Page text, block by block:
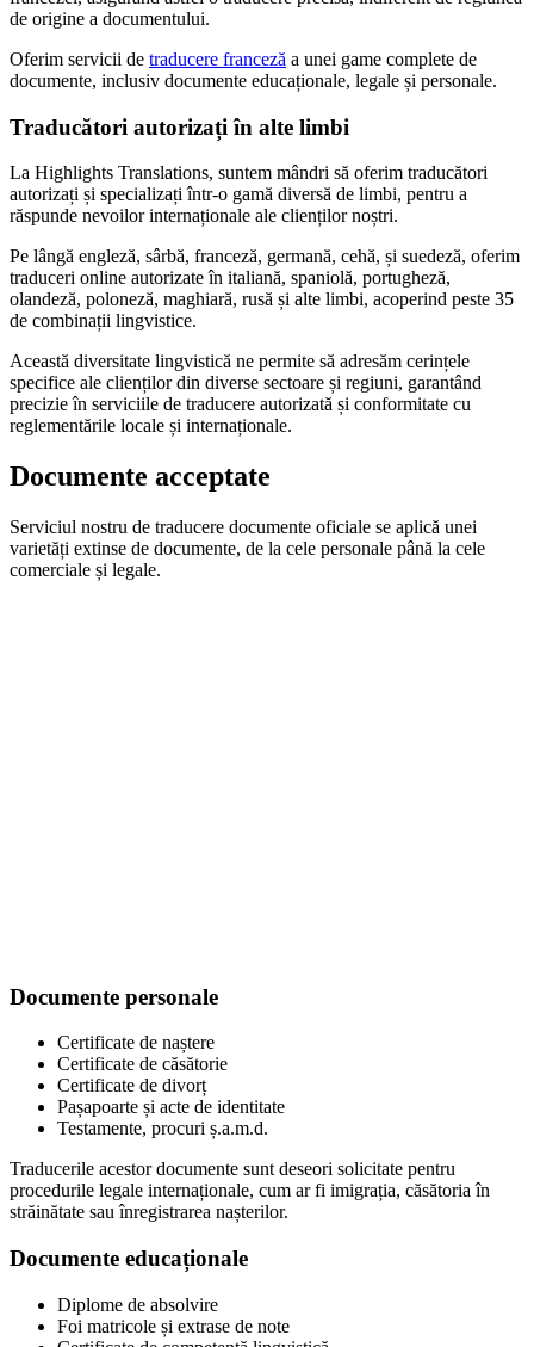
de origine a documentului.
Oferim servicii de traducere franceză a unei game complete de
documente, inclusiv documente educaționale, legale și personale.
Traducători autorizați în alte limbi
La Highlights Translations, suntem mândri să oferim traducători
autorizați și specializați într-o gamă diversă de limbi, pentru a
răspunde nevoilor internaționale ale clienților noștri.
Pe lângă engleză, sârbă, franceză, germană, cehă, și suedeză, oferim
traduceri online autorizate în italiană, spaniolă, portugheză,
olandeză, poloneză, maghiară, rusă și alte limbi, acoperind peste 35
de combinații lingvistice.
Această diversitate lingvistică ne permite să adresăm cerințele
specifice ale clienților din diverse sectoare și regiuni, garantând
precizie în serviciile de traducere autorizată și conformitate cu
reglementările locale și internaționale.
Documente acceptate
Serviciul nostru de traducere documente oficiale se aplică unei
varietăți extinse de documente, de la cele personale până la cele
comerciale și legale.
Documente personale
Certificate de naștere
Certificate de căsătorie
Certificate de divorț
Pașapoarte și acte de identitate
Testamente, procuri ș.a.m.d.
Traducerile acestor documente sunt deseori solicitate pentru
procedurile legale internaționale, cum ar fi imigrația, căsătoria în
străinătate sau înregistrarea nașterilor.
Documente educaționale
Diplome de absolvire
Foi matricole și extrase de note